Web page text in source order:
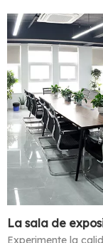
La sala de